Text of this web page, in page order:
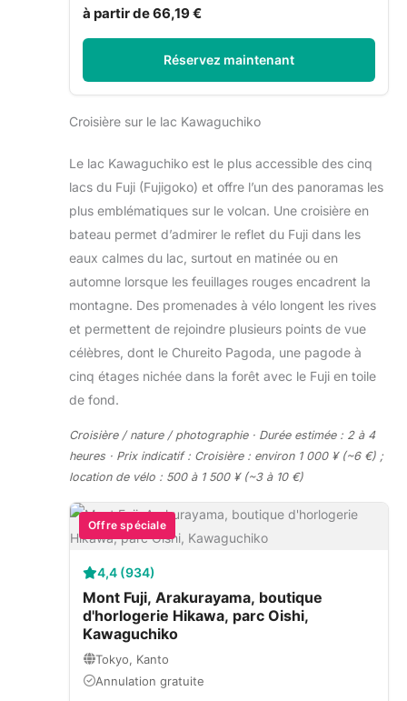
à partir de 66,19 €
Réservez maintenant
Croisière sur le lac Kawaguchiko
Le lac Kawaguchiko est le plus accessible des cinq
lacs du Fuji (Fujigoko) et offre l’un des panoramas les
plus emblématiques sur le volcan. Une croisière en
bateau permet d’admirer le reflet du Fuji dans les
eaux calmes du lac, surtout en matinée ou en
automne lorsque les feuillages rouges encadrent la
montagne. Des promenades à vélo longent les rives
et permettent de rejoindre plusieurs points de vue
célèbres, dont le Chureito Pagoda, une pagode à
cinq étages nichée dans la forêt avec le Fuji en toile
de fond.
Croisière / nature / photographie · Durée estimée : 2 à 4
heures · Prix indicatif : Croisière : environ 1 000 ¥ (~6 €) ;
location de vélo : 500 à 1 500 ¥ (~3 à 10 €)
Offre spéciale
4,4 (934)
Mont Fuji, Arakurayama, boutique
d'horlogerie Hikawa, parc Oishi,
Kawaguchiko
Tokyo, Kanto
Annulation gratuite